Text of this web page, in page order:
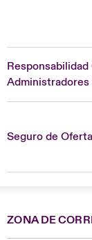
Responsabilidad
Seguro de
ZONA DE